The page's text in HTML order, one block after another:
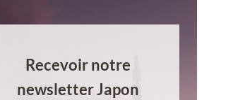
Recevoir notre
newsletter Japon